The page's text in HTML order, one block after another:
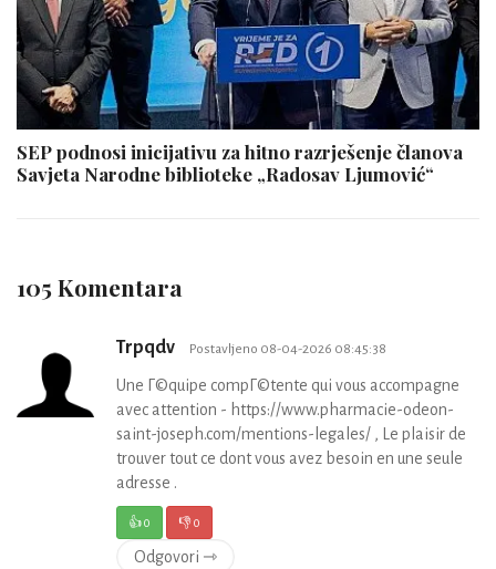
SEP podnosi inicijativu za hitno razrješenje članova
Savjeta Narodne biblioteke „Radosav Ljumović“
105 Komentara
Trpqdv Postavljeno 08-04-2026 08:45:38
Une Г©quipe compГ©tente qui vous accompagne
avec attention - https://www.pharmacie-odeon-
saint-joseph.com/mentions-legales/ , Le plaisir de
trouver tout ce dont vous avez besoin en une seule
adresse .
👍0 👎0
Odgovori ⇾